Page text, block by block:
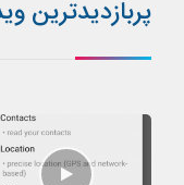
پربازدیدترین